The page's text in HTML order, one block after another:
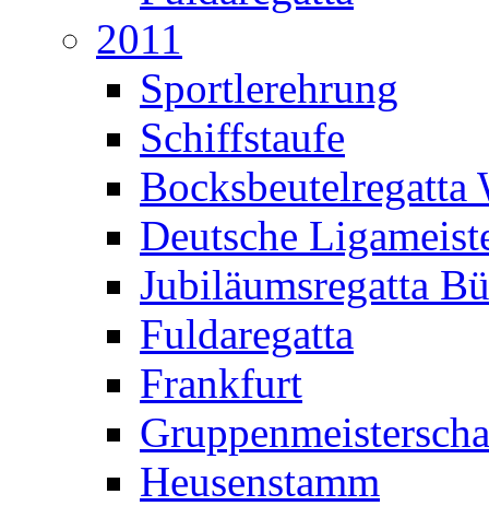
2011
Sportlerehrung
Schiffstaufe
Bocksbeutelregatta
Deutsche
Jubiläumsregatta
Fuldaregatta
Frankfurt
Heusenstamm